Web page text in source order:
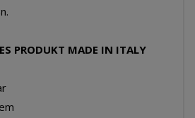
PRODUKT MADE IN ITALY